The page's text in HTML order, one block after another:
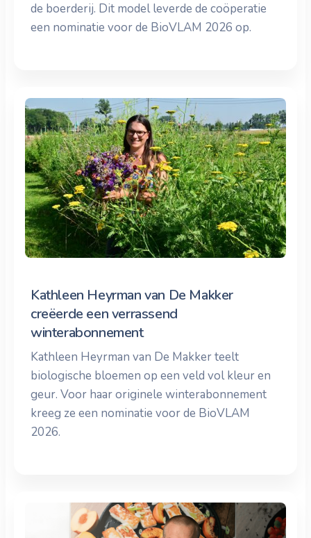
de boerderij. Dit model leverde de coöperatie
een nominatie voor de BioVLAM 2026 op.
Kathleen Heyrman van De Makker
creëerde een verrassend
winterabonnement
Kathleen Heyrman van De Makker teelt
biologische bloemen op een veld vol kleur en
geur. Voor haar originele winterabonnement
kreeg ze een nominatie voor de BioVLAM
2026.